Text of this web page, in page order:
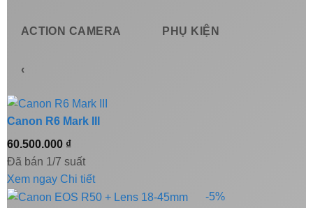
ACTION CAMERA PHỤ KIỆN
‹
Canon R6 Mark III
60.500.000 ₫
Đã bán 1/7 suất
Xem ngay Chi tiết
-5%